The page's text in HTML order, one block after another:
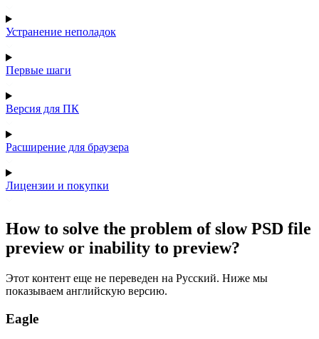
Устранение неполадок
Первые шаги
Версия для ПК
Расширение для браузера
Лицензии и покупки
How to solve the problem of slow PSD file
preview or inability to preview?
Этот контент еще не переведен на Русский. Ниже мы
показываем английскую версию.
Eagle